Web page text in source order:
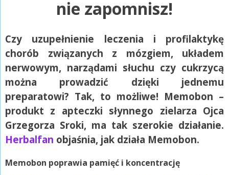
nie zapomnisz!
Czy uzupełnienie leczenia i profilaktykę
chorób związanych z mózgiem, układem
nerwowym, narządami słuchu czy cukrzycą
można prowadzić dzięki jednemu
preparatowi? Tak, to możliwe! Memobon –
produkt z apteczki słynnego zielarza Ojca
Grzegorza Sroki, ma tak szerokie działanie.
Herbalfan objaśnia, jak działa Memobon.
Memobon poprawia pamięć i koncentrację